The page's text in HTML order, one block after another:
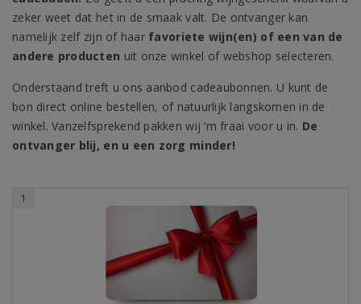
zeker weet dat het in de smaak valt. De ontvanger kan
namelijk zelf zijn of haar favoriete wijn(en) of een van de
andere producten uit onze winkel of webshop selecteren.
Onderstaand treft u ons aanbod cadeaubonnen. U kunt de
bon direct online bestellen, of natuurlijk langskomen in de
winkel. Vanzelfsprekend pakken wij ‘m fraai voor u in. De
ontvanger blij, en u een zorg minder!
1